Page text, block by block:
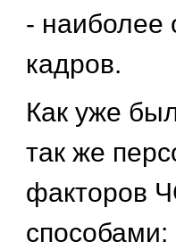
- наиболее
кадров.
Как уже
так же
факторов
способами: